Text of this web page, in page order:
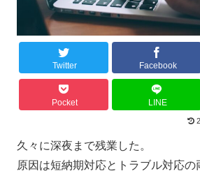
Twitter Facebook
Pocket LINE
久々に深夜まで残業した。
原因は短納期対応とトラブル対応